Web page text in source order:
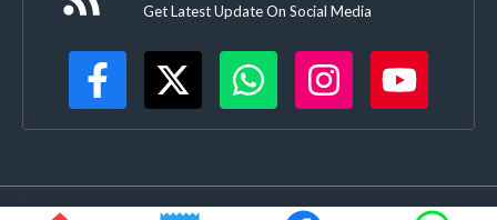
Get Latest Update On Social Media